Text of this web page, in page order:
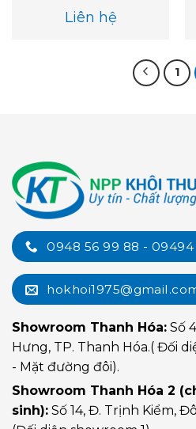
Liên hệ
1
0948 56 99 88 - 09494
Showroom Thanh Hóa: Số
Hưng, TP. Thanh Hóa.( Đối
- Mặt đường đôi).
Showroom Thanh Hóa 2
sinh): Số 14, Đ. Trịnh Kiểm,